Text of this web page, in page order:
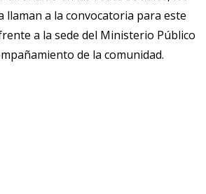
llaman a la convocatoria para este
a la sede del Ministerio Público
de la comunidad.